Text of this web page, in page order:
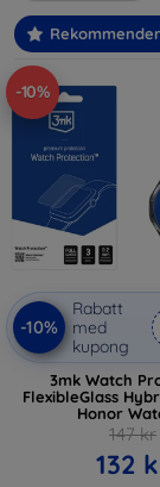
vardagens
som är
modeller, vilket
perfekta skyddet
-10%
-10%
Rabatt
med
kupong
3mk Watch
FlexibleGlass
Honor
147 kr
132